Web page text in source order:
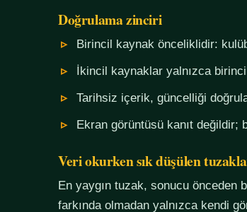
Doğrulama zinciri
Birincil kaynak önceliklidir:
İkincil kaynaklar yalnızca
Tarihsiz içerik, güncelliği
Ekran görüntüsü kanıt değildir;
Veri okurken sık düşülen
En yaygın tuzak, sonucu önceden
farkında olmadan yalnızca kendi